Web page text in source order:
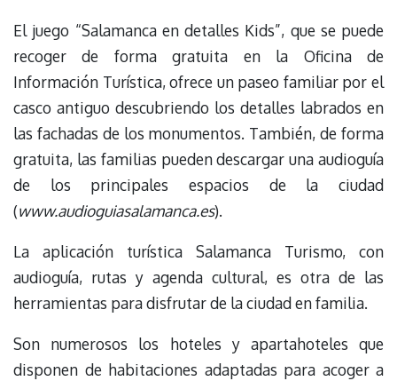
El juego “Salamanca en detalles Kids”, que se puede
recoger de forma gratuita en la Oficina de
Información Turística, ofrece un paseo familiar por el
casco antiguo descubriendo los detalles labrados en
las fachadas de los monumentos. También, de forma
gratuita, las familias pueden descargar una audioguía
de los principales espacios de la ciudad
(www.audioguiasalamanca.es).
La aplicación turística Salamanca Turismo, con
audioguía, rutas y agenda cultural, es otra de las
herramientas para disfrutar de la ciudad en familia.
Son numerosos los hoteles y apartahoteles que
disponen de habitaciones adaptadas para acoger a